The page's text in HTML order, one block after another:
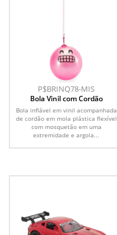
P$BRINQ78-MIS
Bola Vinil com Cordão
Bola inflável em vinil acompanhada
de cordão em mola plástica flexível
com mosquetão em uma
extremidade e argola...